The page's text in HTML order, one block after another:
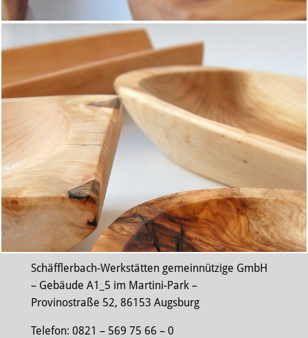
Schäfflerbach-Werkstätten gemeinnützige GmbH
– Gebäude A1_5 im Martini-Park –
Provinostraße 52, 86153 Augsburg
Telefon: 0821 – 569 75 66 – 0